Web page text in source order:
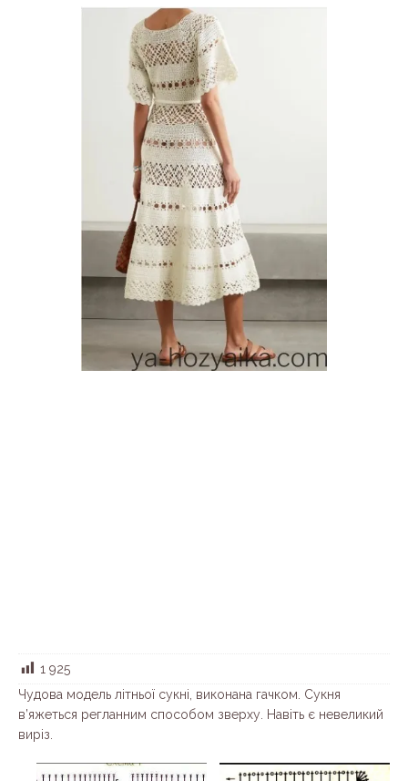
1 925
Чудова модель літньої сукні, виконана гачком. Сукня
в’яжеться регланним способом зверху. Навіть є невеликий
виріз.